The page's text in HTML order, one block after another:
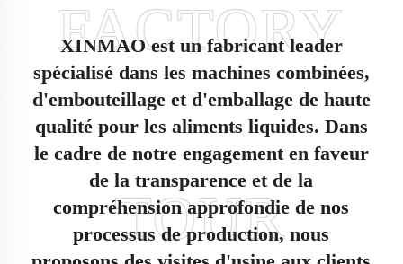
XINMAO est un fabricant leader
spécialisé dans les machines combinées,
d'embouteillage et d'emballage de haute
qualité pour les aliments liquides. Dans
le cadre de notre engagement en faveur
de la transparence et de la
compréhension approfondie de nos
processus de production, nous